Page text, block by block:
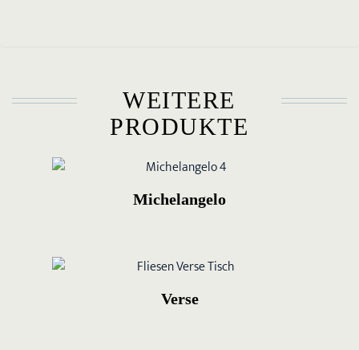
WEITERE
PRODUKTE
Michelangelo
Verse